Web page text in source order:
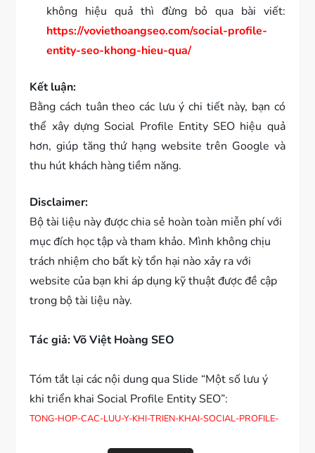
không hiệu quả thì đừng bỏ qua bài viết:
https://voviethoangseo.com/social-profile-
entity-seo-khong-hieu-qua/
Kết luận:
Bằng cách tuân theo các lưu ý chi tiết này, bạn có
thể xây dựng Social Profile Entity SEO hiệu quả
hơn, giúp tăng thứ hạng website trên Google và
thu hút khách hàng tiềm năng.
Disclaimer:
Bộ tài liệu này được chia sẻ hoàn toàn miễn phí với
mục đích học tập và tham khảo. Mình không chịu
trách nhiệm cho bất kỳ tổn hại nào xảy ra với
website của bạn khi áp dụng kỹ thuật được đề cập
trong bộ tài liệu này.
Tác giả: Võ Việt Hoàng SEO
Tóm tắt lại các nội dung qua Slide “Một số lưu ý
khi triển khai Social Profile Entity SEO”:
TONG-HOP-CAC-LUU-Y-KHI-TRIEN-KHAI-SOCIAL-PROFILE-